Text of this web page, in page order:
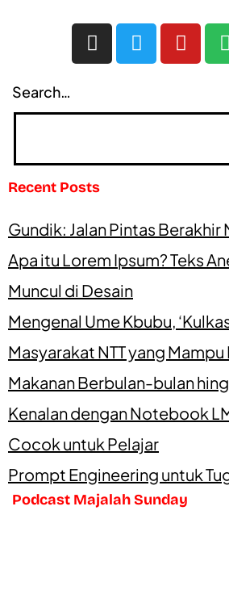
Search…
Recent Posts
Gundik: Jalan Pintas Berakhir
Apa itu Lorem Ipsum? Teks
Muncul di Desain
Mengenal Ume Kbubu,
Masyarakat NTT yang
Makanan Berbulan-bulan
Kenalan dengan Notebook
Cocok untuk Pelajar
Prompt Engineering untuk
Podcast Majalah Sunday